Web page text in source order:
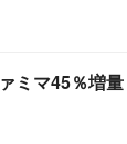
ミマ45％増量